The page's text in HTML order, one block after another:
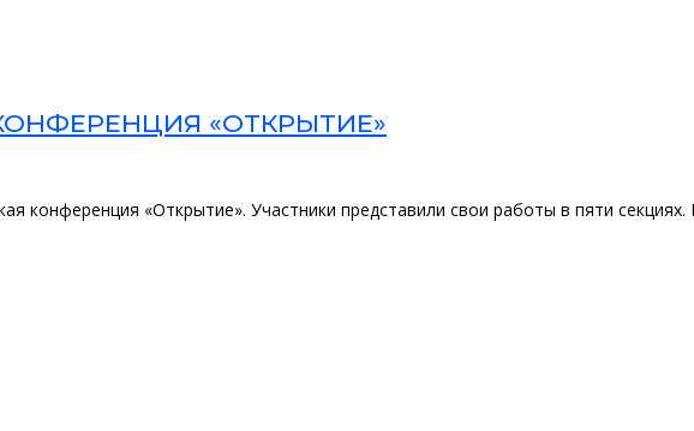
«ОТКРЫТИЕ»
конференция «Открытие». Участники представили свои работы в пяти